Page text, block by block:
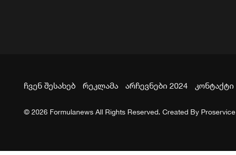
ჩვენ შესახებ რეკლამა არჩევნები 2024 კონტაქტი
© 2026 Formulanews All Rights Reserved. Created By Proservice